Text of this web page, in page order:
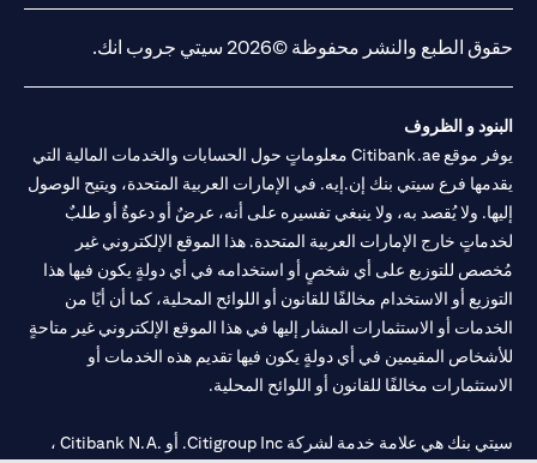
حقوق الطبع والنشر محفوظة ©2026 سيتي جروب انك.
البنود و الظروف
يوفر موقع Citibank.ae معلوماتٍ حول الحسابات والخدمات المالية التي
يقدمها فرع سيتي بنك إن.إيه. في الإمارات العربية المتحدة، ويتيح الوصول
إليها. ولا يُقصد به، ولا ينبغي تفسيره على أنه، عرضٌ أو دعوةٌ أو طلبٌ
لخدماتٍ خارج الإمارات العربية المتحدة. هذا الموقع الإلكتروني غير
مُخصص للتوزيع على أي شخصٍ أو استخدامه في أي دولةٍ يكون فيها هذا
التوزيع أو الاستخدام مخالفًا للقانون أو اللوائح المحلية، كما أن أيًا من
الخدمات أو الاستثمارات المشار إليها في هذا الموقع الإلكتروني غير متاحةٍ
للأشخاص المقيمين في أي دولةٍ يكون فيها تقديم هذه الخدمات أو
الاستثمارات مخالفًا للقانون أو اللوائح المحلية.
سيتي بنك هي علامة خدمة لشركة Citigroup Inc. أو .Citibank N.A ،